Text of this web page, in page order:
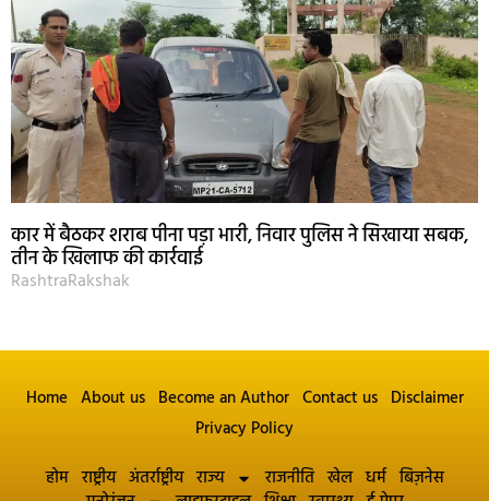
कार में बैठकर शराब पीना पड़ा भारी, निवार पुलिस ने सिखाया सबक,
तीन के खिलाफ की कार्रवाई
RashtraRakshak
Home About us Become an Author Contact us Disclaimer
Privacy Policy
होम राष्ट्रीय अंतर्राष्ट्रीय राज्य राजनीति खेल धर्म बिज़नेस